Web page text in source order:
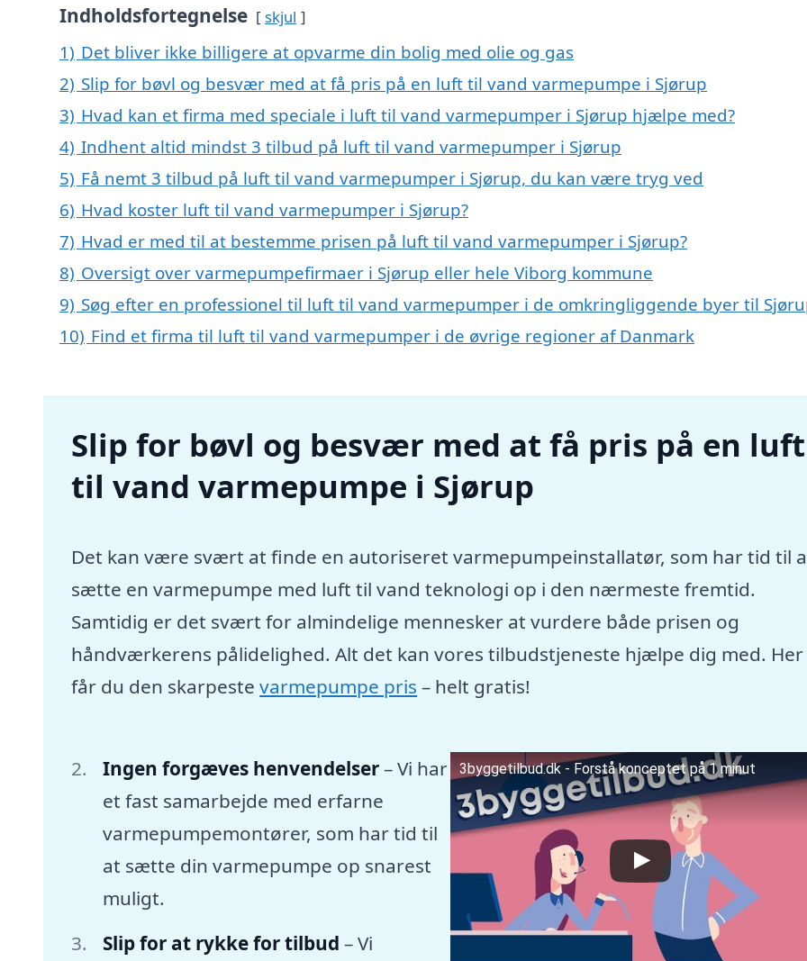
Indholdsfortegnelse skjul
1) Det bliver ikke billigere at opvarme din bolig med olie og gas
2) Slip for bøvl og besvær med at få pris på en luft til vand varmepumpe i Sjørup
3) Hvad kan et firma med speciale i luft til vand varmepumper i Sjørup hjælpe med?
4) Indhent altid mindst 3 tilbud på luft til vand varmepumper i Sjørup
5) Få nemt 3 tilbud på luft til vand varmepumper i Sjørup, du kan være tryg ved
6) Hvad koster luft til vand varmepumper i Sjørup?
7) Hvad er med til at bestemme prisen på luft til vand varmepumper i Sjørup?
8) Oversigt over varmepumpefirmaer i Sjørup eller hele Viborg kommune
9) Søg efter en professionel til luft til vand varmepumper i de omkringliggende byer til
10) Find et firma til luft til vand varmepumper i de øvrige regioner af Danmark
Slip for bøvl og besvær med at få pris på en luft
til vand varmepumpe i Sjørup
Det kan være svært at finde en autoriseret varmepumpeinstallatør, som har tid til
sætte en varmepumpe med luft til vand teknologi op i den nærmeste fremtid.
Samtidig er det svært for almindelige mennesker at vurdere både prisen og
håndværkerens pålidelighed. Alt det kan vores tilbudstjeneste hjælpe dig med. Her
får du den skarpestevarmepumpe pris – helt gratis!
Ingen forgæves henvendelser– Vi har
et fast samarbejde med erfarne
varmepumpemontører, som har tid til
at sætte din varmepumpe op snarest
muligt.
Slip for at rykke for tilbud – Vi
3byggetilbud.dk - Forstå konceptet på 1 minut